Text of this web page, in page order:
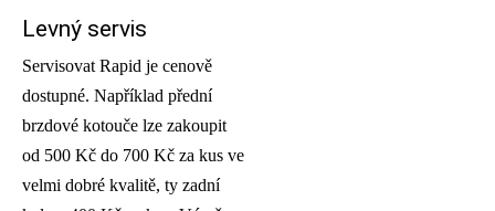
Levný servis
Servisovat Rapid je cenově
dostupné. Například přední
brzdové kotouče lze zakoupit
od 500 Kč do 700 Kč za kus ve
velmi dobré kvalitě, ty zadní